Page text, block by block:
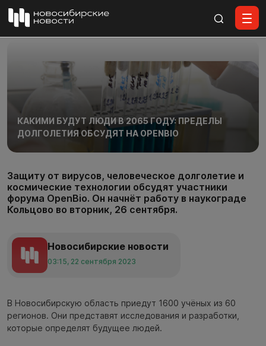
КАКИМИ БУДУТ ЛЮДИ В 2065 ГОДУ: ПРЕДЕЛЫ
ДОЛГОЛЕТИЯ ОБСУДЯТ НА OPENBIO
Защиту от вирусов, человеческое долголетие и
космические технологии обсудят участники
форума OpenBio. Он начнёт работу в наукограде
Кольцово во вторник, 26 сентября.
Новосибирские новости
03:15, 22 сентября 2023
В Новосибирскую область приедут 1600 учёных из 60
регионов. Они представят исследования и разработки,
которые определят будущее людей.